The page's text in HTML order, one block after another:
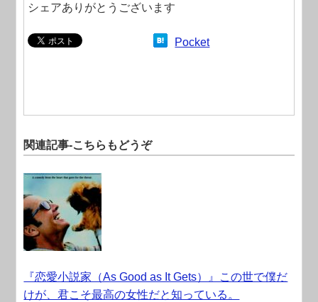
シェアありがとうございます
Pocket
関連記事-こちらもどうぞ
『恋愛小説家（As Good as It Gets）』この世で僕だ
けが、君こそ最高の女性だと知っている。